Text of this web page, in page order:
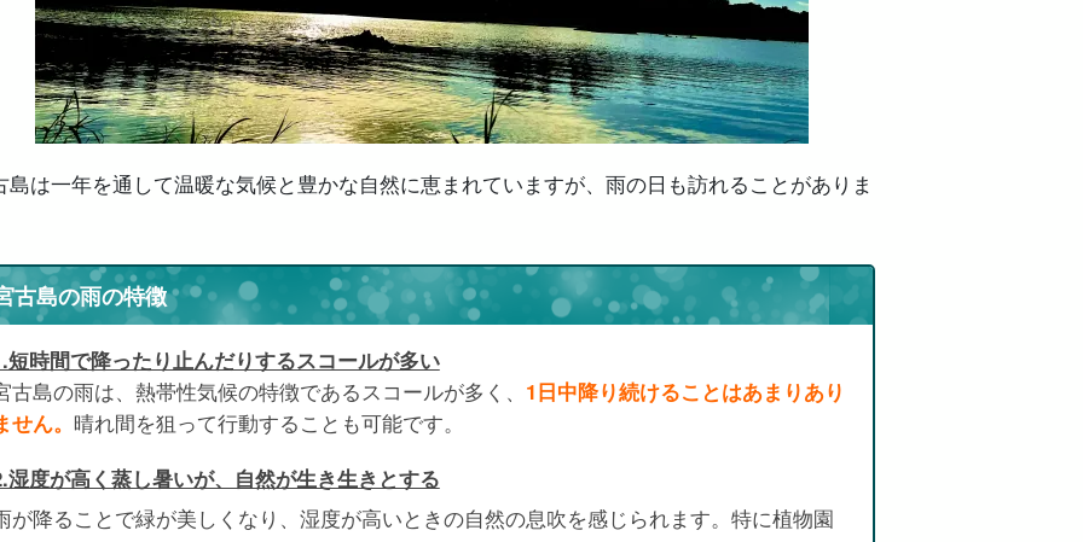
島は一年を通して温暖な気候と豊かな自然に恵まれていますが、雨の日も訪れることがありま
古島の雨の特徴
短時間で降ったり止んだりするスコールが多い
古島の雨は、熱帯性気候の特徴であるスコールが多く、 1日中降り続けることはあまりあり
せん。 晴れ間を狙って行動することも可能です。
湿度が高く蒸し暑いが、自然が生き生きとする
が降ることで緑が美しくなり、湿度が高いときの自然の息吹を感じられます。特に植物園